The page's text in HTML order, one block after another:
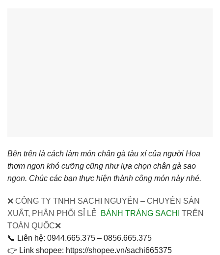
Bên trên là cách làm món chân gà tàu xí của người Hoa
thơm ngon khó cưỡng cũng như lựa chọn chân gà sao
ngon. Chúc các bạn thực hiện thành công món này nhé.
❌ CÔNG TY TNHH SACHI NGUYỄN – CHUYÊN SẢN
XUẤT, PHÂN PHỐI SỈ LẺ
BÁNH TRÁNG SACHI
TRÊN
TOÀN QUỐC❌
📞 Liên hệ: 0944.665.375 – 0856.665.375
👉 Link shopee: https://shopee.vn/sachi665375